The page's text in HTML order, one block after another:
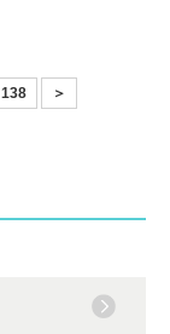
138 ＞